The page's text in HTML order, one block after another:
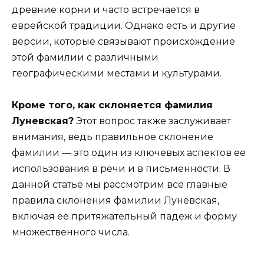
древние корни и часто встречается в
еврейской традиции. Однако есть и другие
версии, которые связывают происхождение
этой фамилии с различными
географическими местами и культурами.
Кроме того, как склоняется фамилия
Луневская? Этот вопрос также заслуживает
внимания, ведь правильное склонение
фамилии — это один из ключевых аспектов ее
использования в речи и в письменности. В
данной статье мы рассмотрим все главные
правила склонения фамилии Луневская,
включая ее притяжательный падеж и форму
множественного числа.